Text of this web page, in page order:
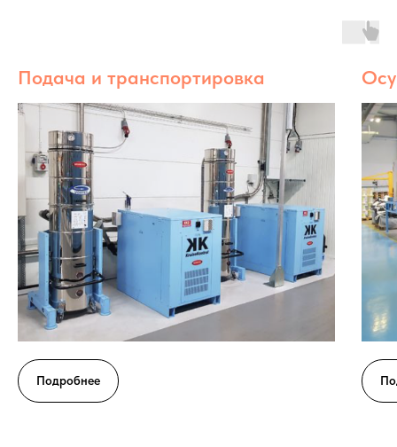
Подача и транспортировка
Подробнее